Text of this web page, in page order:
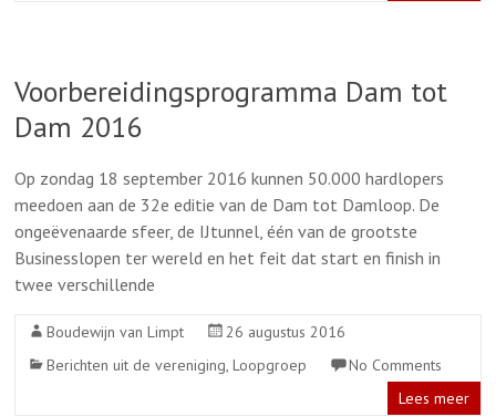
Voorbereidingsprogramma Dam tot
Dam 2016
Op zondag 18 september 2016 kunnen 50.000 hardlopers
meedoen aan de 32e editie van de Dam tot Damloop. De
ongeëvenaarde sfeer, de IJtunnel, één van de grootste
Businesslopen ter wereld en het feit dat start en finish in
twee verschillende
Boudewijn van Limpt
26 augustus 2016
Berichten uit de vereniging,Loopgroep
No Comments
Lees meer